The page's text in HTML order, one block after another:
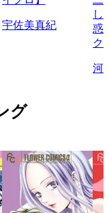
宇佐美真紀
し
惑
ク
河
グ